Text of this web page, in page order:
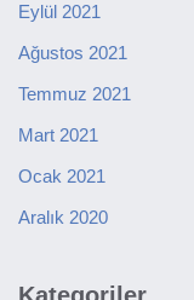
Eylül 2021
Ağustos 2021
Temmuz 2021
Mart 2021
Ocak 2021
Aralık 2020